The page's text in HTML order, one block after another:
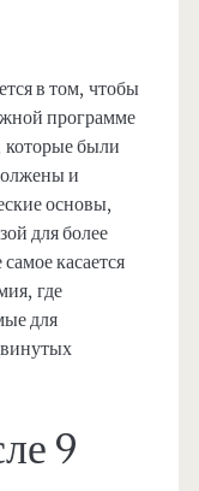
в том, чтобы
программе
которые были
и
основы,
для более
касается
где
для
9